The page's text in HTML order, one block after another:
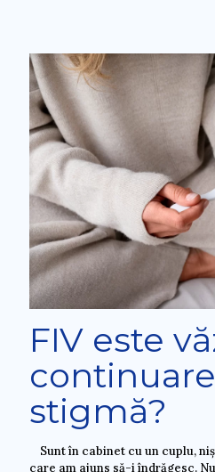
FIV este
stigmă?
Sunt în cabinet cu un cuplu,
care am ajuns să-i îndrăgesc.